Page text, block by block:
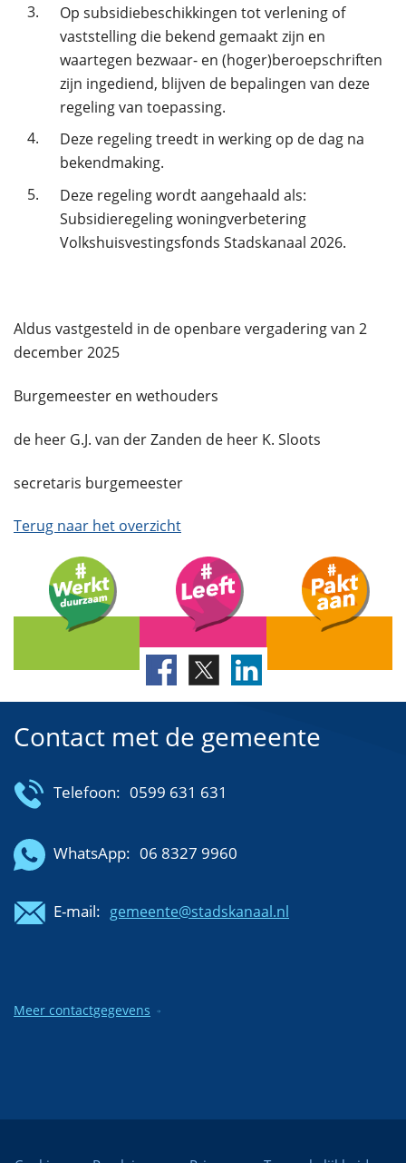
3.
Op subsidiebeschikkingen tot verlening of
vaststelling die bekend gemaakt zijn en
waartegen bezwaar- en (hoger)beroepschriften
zijn ingediend, blijven de bepalingen van deze
regeling van toepassing.
4.
Deze regeling treedt in werking op de dag na
bekendmaking.
5.
Deze regeling wordt aangehaald als:
Subsidieregeling woningverbetering
Volkshuisvestingsfonds Stadskanaal 2026.
Aldus vastgesteld in de openbare vergadering van 2
december 2025
Burgemeester en wethouders
de heer G.J. van der Zanden de heer K. Sloots
secretaris burgemeester
Terug naar het overzicht
Contact met de gemeente
Telefoon: 0599 631 631
WhatsApp: 06 8327 9960
E-mail: gemeente@stadskanaal.nl
Meer contactgegevens